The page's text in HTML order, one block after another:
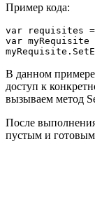
Пример кода:
var requisites =
var myRequisite
В данном
доступ к
вызываем метод
После выполнения
пустым и